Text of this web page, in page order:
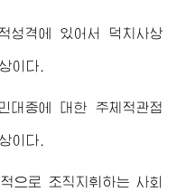
성격에 있어서 덕치사상
이다.
대중에 대한 주체적관점
이다.
으로 조직지휘하는 사회